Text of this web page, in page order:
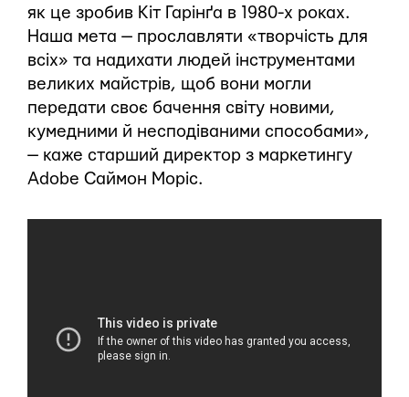
як це зробив Кіт Гарінґа в 1980-х роках.
Наша мета — прославляти «творчість для
всіх» та надихати людей інструментами
великих майстрів, щоб вони могли
передати своє бачення світу новими,
кумедними й несподіваними способами»,
— каже старший директор з маркетингу
Adobe Саймон Моріс.